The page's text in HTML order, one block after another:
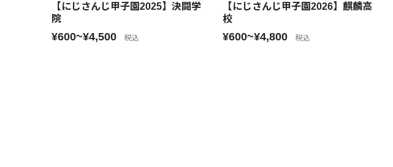
【にじさんじ甲子園2025】決闘学
院
¥600~¥4,500 税込
【にじさんじ甲子園2026】麒麟高
校
¥600~¥4,800 税込